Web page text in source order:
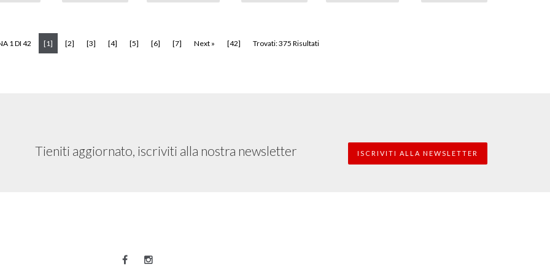
1 DI 42 [1](current)
[2] [3] [4] [5] [6] [7] Next » [42] Trovati: 375 Risultati
Tieniti aggiornato, iscriviti alla nostra newsletter ISCRIVITI ALLA NEWSLETTER